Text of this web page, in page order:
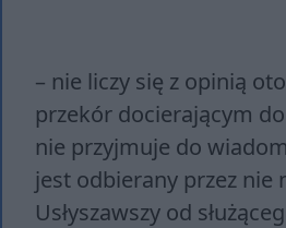
– nie liczy się z opinią
przekór docierającym
nie przyjmuje do
jest odbierany przez nie
Usłyszawszy od